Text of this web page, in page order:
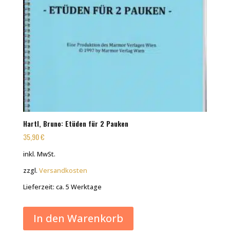
Hartl, Bruno: Etüden für 2 Pauken
35,90€
inkl. MwSt.
zzgl. Versandkosten
Lieferzeit: ca. 5 Werktage
In den Warenkorb